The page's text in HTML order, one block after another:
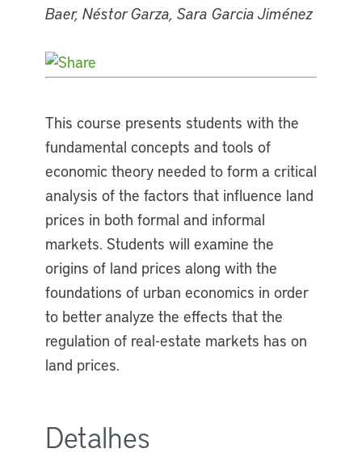
Baer, Néstor Garza, Sara Garcia Jiménez
This course presents students with the
fundamental concepts and tools of
economic theory needed to form a critical
analysis of the factors that influence land
prices in both formal and informal
markets. Students will examine the
origins of land prices along with the
foundations of urban economics in order
to better analyze the effects that the
regulation of real-estate markets has on
land prices.
Detalhes